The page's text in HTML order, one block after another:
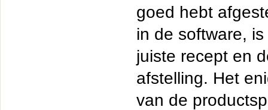
goed hebt
in de software,
juiste recept en
afstelling. Het
van de